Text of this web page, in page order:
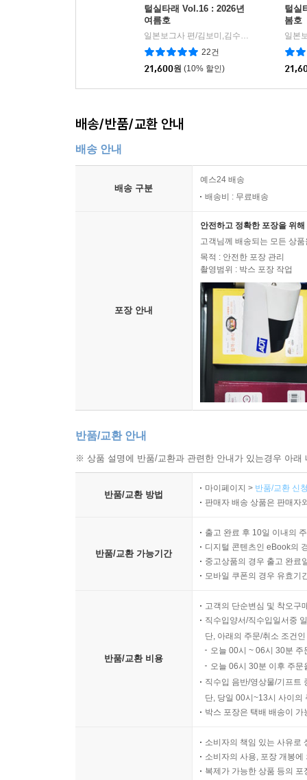
털실타래 Vol.16 : 2026년
여름호
일본보그사 편/김보미,김수연,남가영,배혜영역
22건
21,600원 (10% 할인)
털실
봄호
배송/반품/교환 안내
배송 안내
배송 구분
예스24 배송
배송비 : 무료배송
포장 안내
안전하고 정확한 포장을 위
고객님께 배송되는 모든 상
목적 : 안전한 포장 관리
촬영범위 : 박스 포장 작업
반품/교환 안내
※ 상품 설명에 반품/교환과 관련한 안내가 있는경우 아
반품/교환 방법
마이페이지 > 반품/교환 신
판매자 배송 상품은 판매자
반품/교환 가능기간
출고 완료 후 10일 이내의
디지털 콘텐츠인 eBook의
중고상품의 경우 출고 완료
모바일 쿠폰의 경우 유효기
반품/교환 비용
고객의 단순변심 및 착오구
직수입양서/직수입일서중
단, 아래의 주문/취소 조건
오늘 00시 ~ 06시 30분
오늘 06시 30분 이후 주
직수입 음반/영상물/기프트
단, 당일 00시~13시 사이의
박스 포장은 택배 배송이
소비자의 책임 있는 사유로
소비자의 사용, 포장 개봉
복제가 가능한 상품 등의